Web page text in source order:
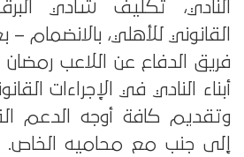
النادي، تكليف شادي
القانوني للأهلي، بالانضمام
فريق الدفاع عن اللاعب
أبناء النادي في الإجراءات
وتقديم كافة أوجه الدعم
إلى جنب مع محاميه الخاص.